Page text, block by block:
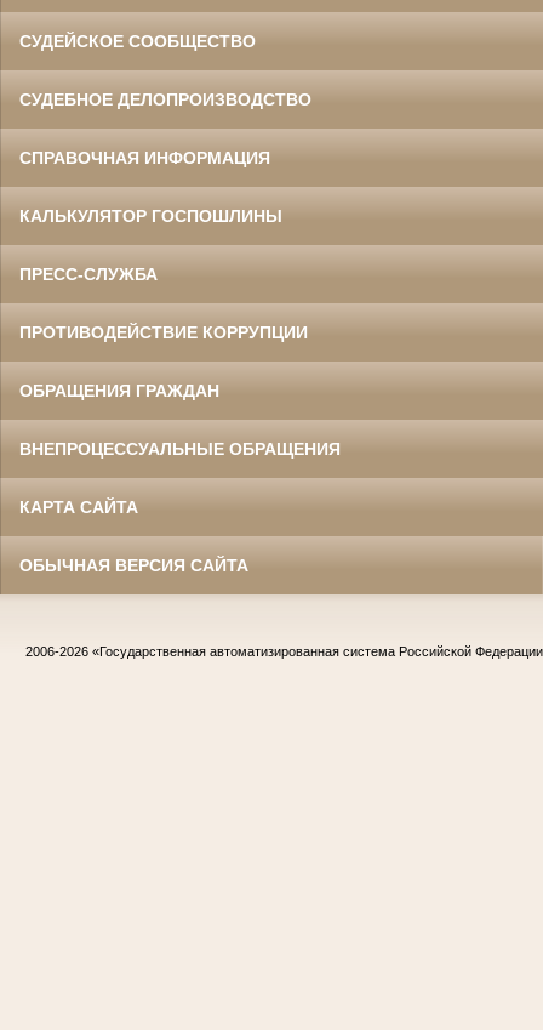
СУДЕЙСКОЕ СООБЩЕСТВО
СУДЕБНОЕ ДЕЛОПРОИЗВОДСТВО
СПРАВОЧНАЯ ИНФОРМАЦИЯ
КАЛЬКУЛЯТОР ГОСПОШЛИНЫ
ПРЕСС-СЛУЖБА
ПРОТИВОДЕЙСТВИЕ КОРРУПЦИИ
ОБРАЩЕНИЯ ГРАЖДАН
ВНЕПРОЦЕССУАЛЬНЫЕ ОБРАЩЕНИЯ
КАРТА САЙТА
ОБЫЧНАЯ ВЕРСИЯ САЙТА
2006-2026 «Государственная автоматизированная система Российской